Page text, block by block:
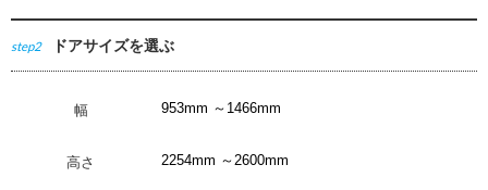
step2 ドアサイズを選ぶ
幅
高さ